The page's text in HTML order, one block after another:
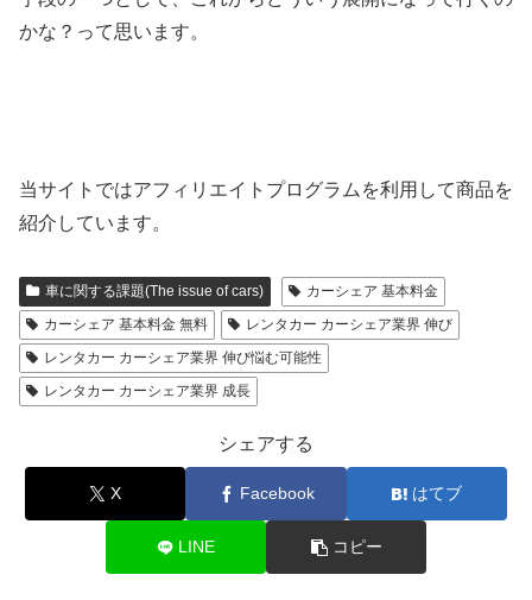
かな？って思います。
当サイトではアフィリエイトプログラムを利用して商品を
紹介しています。
車に関する課題(The issue of cars)
カーシェア 基本料金
カーシェア 基本料金 無料
レンタカー カーシェア業界 伸び
レンタカー カーシェア業界 伸び悩む可能性
レンタカー カーシェア業界 成長
シェアする
X Facebook はてブ
LINE コピー